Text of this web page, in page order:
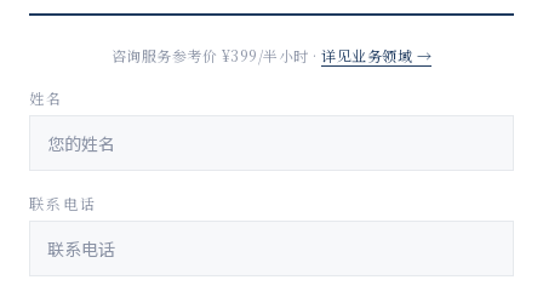
咨询服务参考价 ¥399/半小时 ·详见业务领域 →
姓名
联系电话